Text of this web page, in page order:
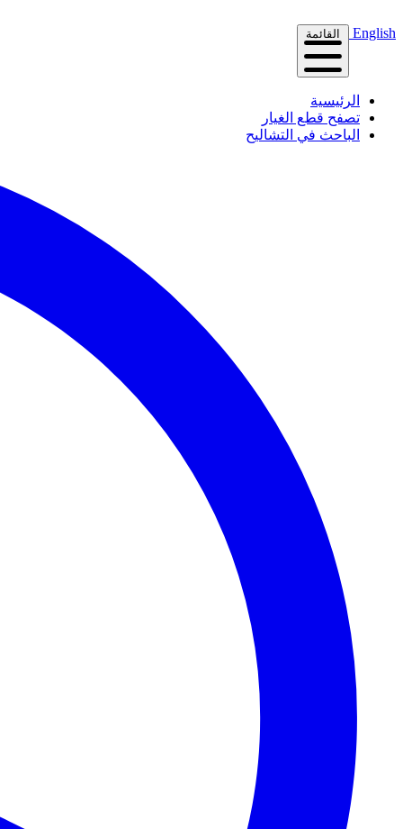
English القائمة
الرئيسية
تصفح قطع الغيار
الباحث في التشاليح